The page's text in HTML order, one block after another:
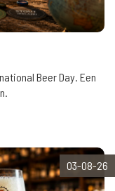
Beer Day. Een
03-08-26